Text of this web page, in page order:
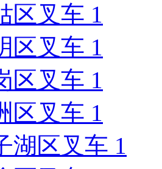
区叉车 1
区叉车 1
区叉车 1
区叉车 1
湖区叉车 1